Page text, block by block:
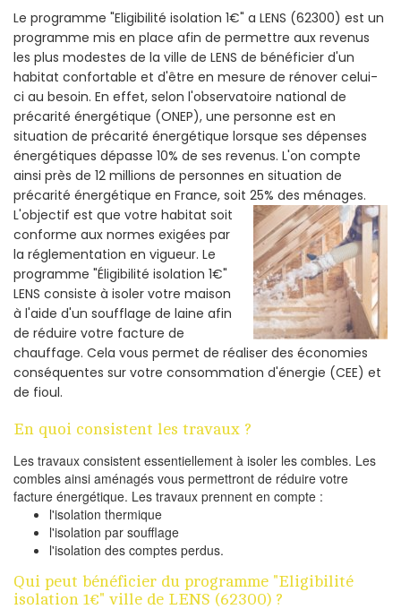
Le programme "Eligibilité isolation 1€" a LENS (62300) est un
programme mis en place afin de permettre aux revenus
les plus modestes de la ville de LENS de bénéficier d'un
habitat confortable et d'être en mesure de rénover celui-
ci au besoin. En effet, selon l'observatoire national de
précarité énergétique (ONEP), une personne est en
situation de précarité énergétique lorsque ses dépenses
énergétiques dépasse 10% de ses revenus. L'on compte
ainsi près de 12 millions de personnes en situation de
précarité énergétique en France, soit 25% des ménages.
L'objectif est que votre habitat soit
conforme aux normes exigées par
la réglementation en vigueur. Le
programme "Éligibilité isolation 1€"
LENS consiste à isoler votre maison
à l'aide d'un soufflage de laine afin
de réduire votre facture de
chauffage. Cela vous permet de réaliser des économies
conséquentes sur votre consommation d'énergie (CEE) et
de fioul.
En quoi consistent les travaux ?
Les travaux consistent essentiellement à isoler les combles. Les
combles ainsi aménagés vous permettront de réduire votre
facture énergétique. Les travaux prennent en compte :
l'isolation thermique
l'isolation par soufflage
l'isolation des comptes perdus.
Qui peut bénéficier du programme "Eligibilité
isolation 1€" ville de LENS (62300) ?